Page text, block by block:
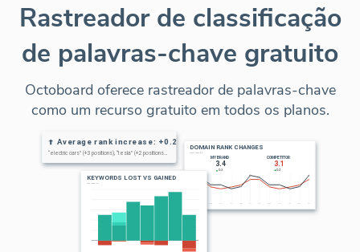
Rastreador de classificação
de palavras-chave gratuito
Octoboard oferece rastreador de palavras-chave
como um recurso gratuito em todos os planos.